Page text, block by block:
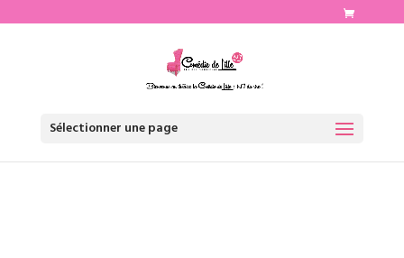
Sélectionner une page